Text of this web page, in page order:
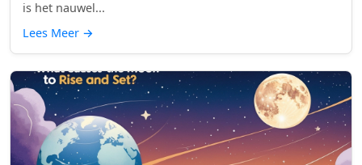
is het nauwel...
Lees Meer →